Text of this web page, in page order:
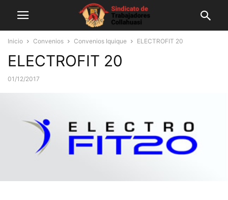
Inicio Convenios Convenios Iquique ELECTROFIT 20
ELECTROFIT 20
01/12/2017